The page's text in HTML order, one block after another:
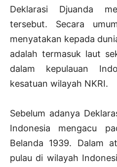
Deklarasi Djuanda
tersebut. Secara
menyatakan kepada
adalah termasuk laut
dalam kepulauan
kesatuan wilayah NKRI.
Sebelum adanya
Indonesia mengacu
Belanda 1939. Dalam
pulau di wilayah